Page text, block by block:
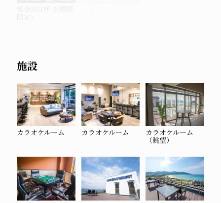
施設
カラオケルーム カラオケルーム
カラオケルーム
（眺望）